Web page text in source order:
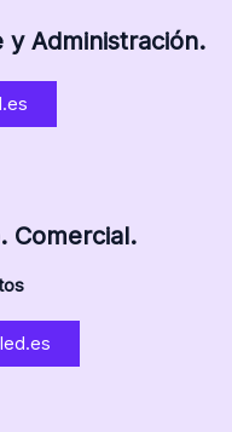
y Administración.
Comercial.